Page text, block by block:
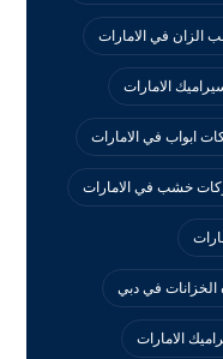
الزان في الامارات
الامارات
ابواب في الامارات
خشب في الامارات
الخزانات في دبي
الامارات